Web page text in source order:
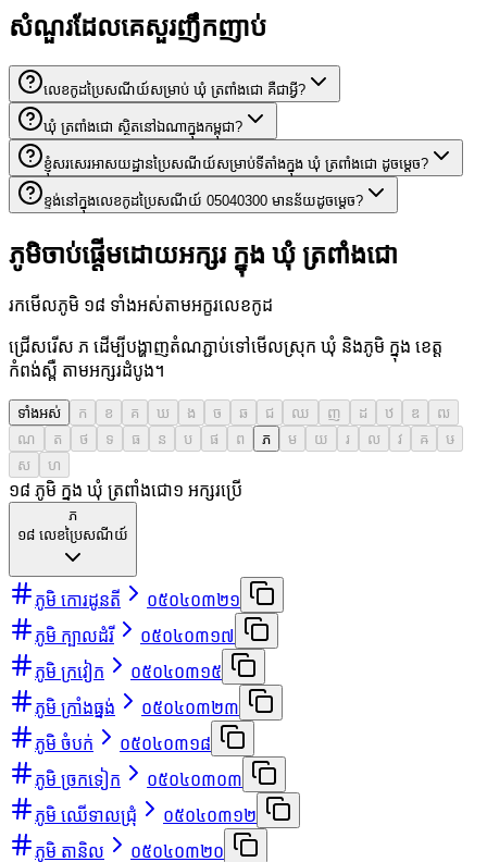
សំណួរដែលគេសួរញឹកញាប់
លេខកូដប្រៃសណីយ៍សម្រាប់ ឃុំ ត្រពាំងជោ គឺជាអ្វី?
ឃុំ ត្រពាំងជោ ស្ថិតនៅឯណាក្នុងកម្ពុជា?
ខ្ញុំសរសេរអាសយដ្ឋានប្រៃសណីយ៍សម្រាប់ទីតាំងក្នុង ឃុំ ត្រពាំងជោ ដូចម្តេច?
ខ្ទង់នៅក្នុងលេខកូដប្រៃសណីយ៍ 05040300 មានន័យដូចម្តេច?
ភូមិចាប់ផ្តើមដោយអក្សរ ក្នុង ឃុំ ត្រពាំងជោ
រកមើលភូមិ ១៨ ទាំងអស់តាមអក្ខរលេខកូដ
ជ្រើសរើស ភ ដើម្បីបង្ហាញតំណភ្ជាប់ទៅមើលស្រុក ឃុំ និងភូមិ ក្នុង ខេត្ត
កំពង់ស្ពឺ តាមអក្សរដំបូង។
ទាំងអស់ ក ខ គ ឃ ង ច ឆ ជ ឈ ញ ដ ឋ ឌ
ឍ
ណ
ត ថ ទ ធ ន ប ផ ព ភ ម យ រ ល វ ឝ
ឞ
ស
ហ
១៨ ភូមិ ក្នុង ឃុំ ត្រពាំងជោ១ អក្សរប្រើ
ភ
១៨ លេខប្រៃសណីយ៍
ភូមិ កោរដូនតី
០៥០៤០៣២១
ភូមិ ក្បាលដំរី
០៥០៤០៣១៧
ភូមិ ក្រវៀក
០៥០៤០៣១៥
ភូមិ ក្រាំងធ្នង់
០៥០៤០៣២៣
ភូមិ ចំបក់
០៥០៤០៣១៨
ភូមិ ច្រកទៀក
០៥០៤០៣០៣
ភូមិ ឈើទាលជ្រុំ
០៥០៤០៣១២
ភូមិ តានិល
០៥០៤០៣២០